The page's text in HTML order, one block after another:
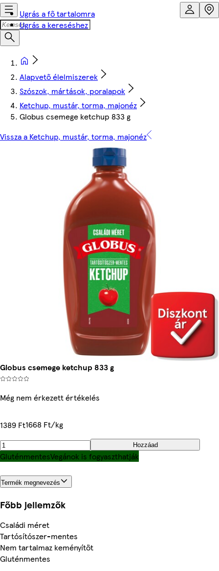
Ugrás a fő tartalomra
Ugrás a kereséshez
Alapvető élelmiszerek
Szószok, mártások, poralapok
Ketchup, mustár, torma, majonéz
Globus csemege ketchup 833 g
Vissza a Ketchup, mustár, torma, majonéz
Globus csemege ketchup 833 g
Még nem érkezett értékelés
1389 Ft1668 Ft/kg
Hozzáad
GluténmentesVegánok is fogyaszthatják
Termék megnevezés
Főbb jellemzők
Családi méret
Tartósítószer-mentes
Nem tartalmaz keményítőt
Gluténmentes